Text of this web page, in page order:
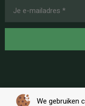
We gebruiken
mailadres
*